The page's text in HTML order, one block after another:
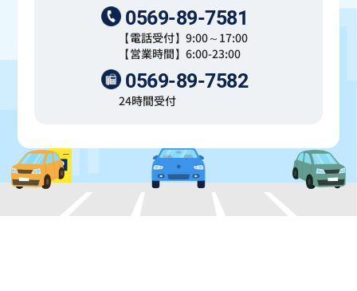
0569-89-7581
【電話受付】9:00～17:00
【営業時間】6:00-23:00
0569-89-7582
24時間受付